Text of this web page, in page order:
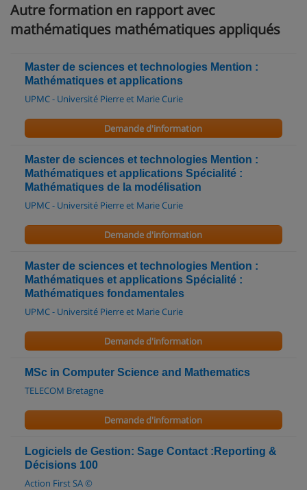
Autre formation en rapport avec
mathématiques mathématiques appliqués
Master de sciences et technologies Mention :
Mathématiques et applications
UPMC - Université Pierre et Marie Curie
Demande d'information
Master de sciences et technologies Mention :
Mathématiques et applications Spécialité :
Mathématiques de la modélisation
UPMC - Université Pierre et Marie Curie
Demande d'information
Master de sciences et technologies Mention :
Mathématiques et applications Spécialité :
Mathématiques fondamentales
UPMC - Université Pierre et Marie Curie
Demande d'information
MSc in Computer Science and Mathematics
TELECOM Bretagne
Demande d'information
Logiciels de Gestion: Sage Contact :Reporting &
Décisions 100
Action First SA ©